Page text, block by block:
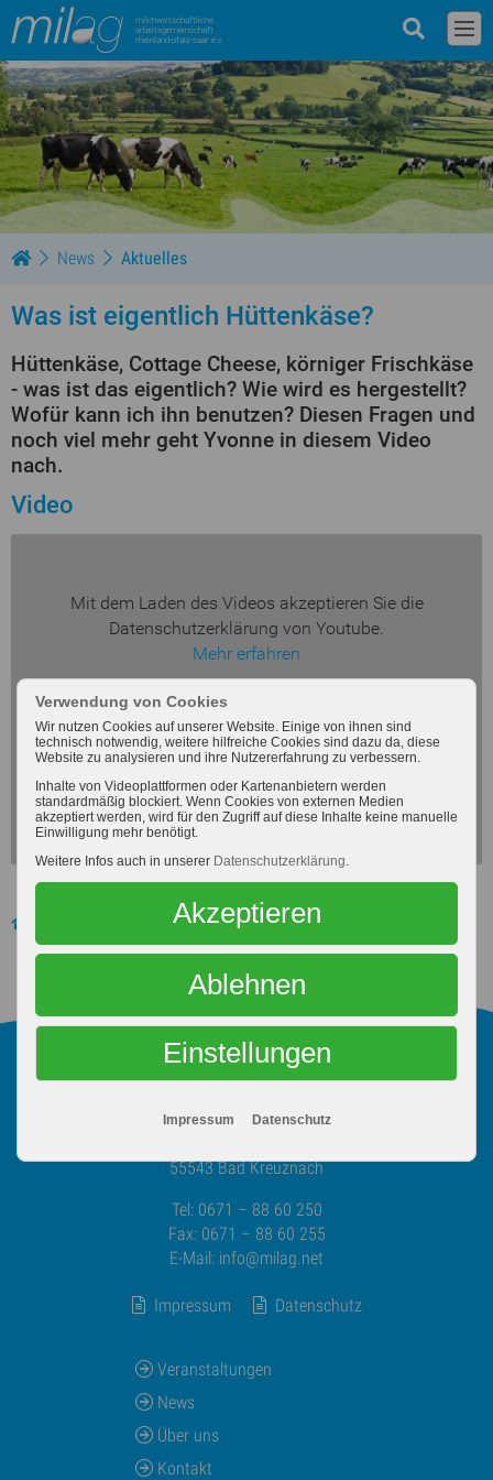
milchwirtschaftliche
arbeitsgemeinschaft
rheinland-pfalz-saar e.v.
News Aktuelles
Was ist eigentlich Hüttenkäse?
Hüttenkäse, Cottage Cheese, körniger Frischkäse
- was ist das eigentlich? Wie wird es hergestellt?
Wofür kann ich ihn benutzen? Diesen Fragen und
noch viel mehr geht Yvonne in diesem Video
nach.
Video
Mit dem Laden des Videos akzeptieren Sie die
Datenschutzerklärung von Youtube.
Mehr erfahren
Dieses Video laden
Alle Medien zulassen
Aktuelles
Arbeitsgemeinschaft
55543 Bad Kreuznach
Tel: 0671 – 88 60 250
Fax: 0671 – 88 60 255
E-Mail: info@milag.net
Impressum Datenschutz
Veranstaltungen
News
Über uns
Kontakt
Verwendung von Cookies
Wir nutzen Cookies auf unserer Website. Einige von ihnen sind
technisch notwendig, weitere hilfreiche Cookies sind dazu da, diese
Website zu analysieren und ihre Nutzererfahrung zu verbessern.
Inhalte von Videoplattformen oder Kartenanbietern werden
standardmäßig blockiert. Wenn Cookies von externen Medien
akzeptiert werden, wird für den Zugriff auf diese Inhalte keine manuelle
Einwilligung mehr benötigt.
Weitere Infos auch in unserer Datenschutzerklärung.
Impressum Datenschutz
Einstellungen
Ablehnen
Akzeptieren